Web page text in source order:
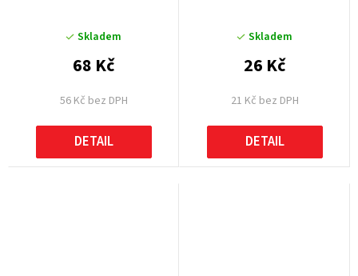
Skladem
56 Kč bez DPH
68 Kč
DETAIL
Skladem
21 Kč bez DPH
26 Kč
DETAIL